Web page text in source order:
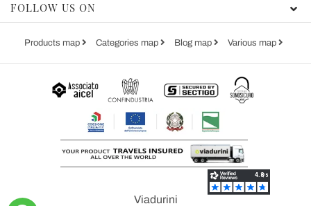
FOLLOW US ON
Products map Categories map Blog map Various map
Viadurini